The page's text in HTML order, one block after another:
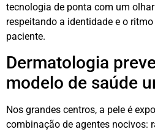
tecnologia de ponta com um
respeitando a identidade e o
paciente.
Dermatologia
modelo de saúde
Nos grandes centros, a pele é
combinação de agentes nocivos: